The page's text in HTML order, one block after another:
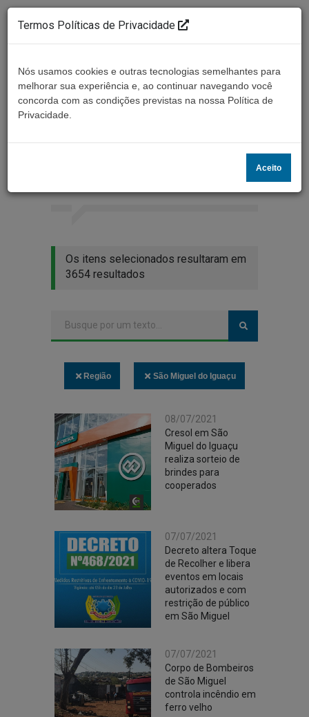
Resultados da busca
Buscar
Os itens selecionados resultaram em
3654 resultados
Região São Miguel do Iguaçu
08/07/2021
Cresol em São
Miguel do Iguaçu
realiza sorteio de
brindes para
cooperados
07/07/2021
Decreto altera Toque
de Recolher e libera
eventos em locais
autorizados e com
restrição de público
em São Miguel
07/07/2021
Corpo de Bombeiros
de São Miguel
controla incêndio em
ferro velho
Termos Políticas de Privacidade
Nós usamos cookies e outras tecnologias semelhantes para
melhorar sua experiência e, ao continuar navegando você
concorda com as condições previstas na nossa Política de
Privacidade.
Aceito